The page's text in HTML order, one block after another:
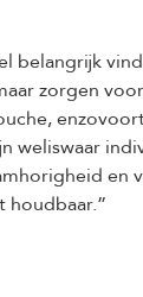
zorgen
houdbaar.”